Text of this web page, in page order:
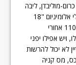
שלדה מודל 1979 מפלדת כרום-מוליבדן, ליבה
הוא מנוע מודל 1981 עם סטרטר חשמלי, גלגלי אלומיניום "18
נעולים בצמיגי מצלר במידות 100 מ"מ קדמי ו-110 אחורי
ויש אפילו יפני
לא יכול להרשות
מכס, מס קניה